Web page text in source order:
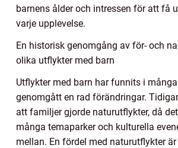
barnens ålder och intressen för att få
varje upplevelse.
En historisk genomgång av för- och
olika utflykter med barn
Utflykter med barn har funnits i
genomgått en rad förändringar.
att familjer gjorde naturutflykter, då
många temaparker och kulturella
mellan. En fördel med naturutflykter